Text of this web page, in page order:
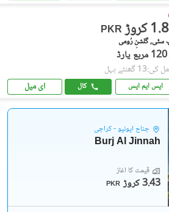
PKR کروڑ
سٹی, گلشنِ رُومی
120 مربع یارڈ
گھنٹے پہل
ایس ایم ایس کال ای میل
جناح ایونیو - کراچی
Burj Al Jinnah
قیمت کا آغاز
PKR 3.43 کروڑ